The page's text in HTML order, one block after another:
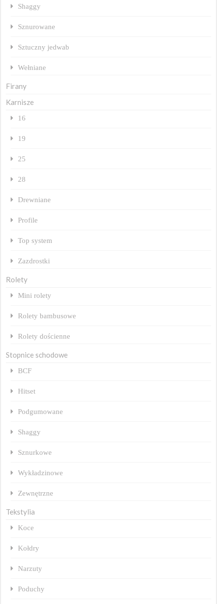
Shaggy
Sznurowane
Sztuczny jedwab
Wełniane
Firany
Karnisze
16
19
25
28
Drewniane
Profile
Top system
Zazdrostki
Rolety
Mini rolety
Rolety bambusowe
Rolety dościenne
Stopnice schodowe
BCF
Hitset
Podgumowane
Shaggy
Sznurkowe
Wykładzinowe
Zewnętrzne
Tekstylia
Koce
Kołdry
Narzuty
Poduchy